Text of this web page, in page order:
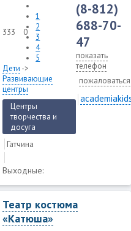
333 0
1
2
3
4
5
Дети ->
Развивающие
центры
Центры
творчества и
досуга
Гатчина
Выходные:
(8-812)
688-70-
47
показать
телефон
пожаловаться
Театр костюма
«Катюша»